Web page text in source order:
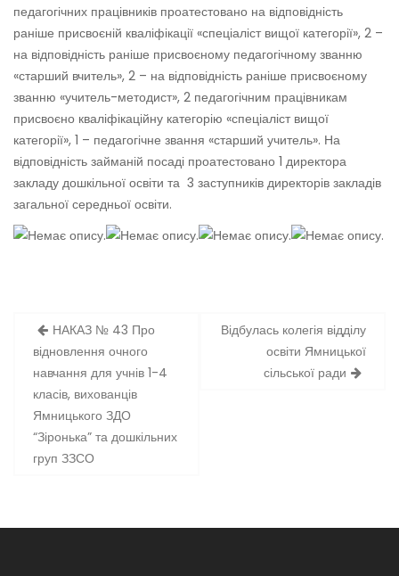
педагогічних працівників проатестовано на відповідність
раніше присвоєній кваліфікації «спеціаліст вищої категорії», 2 –
на відповідність раніше присвоєному педагогічному званню
«старший вчитель», 2 – на відповідність раніше присвоєному
званню «учитель-методист», 2 педагогічним працівникам
присвоєно кваліфікаційну категорію «спеціаліст вищої
категорії», 1 – педагогічне звання «старший учитель». На
відповідність займаній посаді проатестовано 1 директора
закладу дошкільної освіти та 3 заступників директорів закладів
загальної середньої освіти.
Навігація
записів
НАКАЗ № 43 Про
відновлення очного
навчання для учнів 1-4
класів, вихованців
Ямницького ЗДО
“Зіронька” та дошкільних
груп ЗЗСО
Відбулась колегія відділу
освіти Ямницької
сільської ради